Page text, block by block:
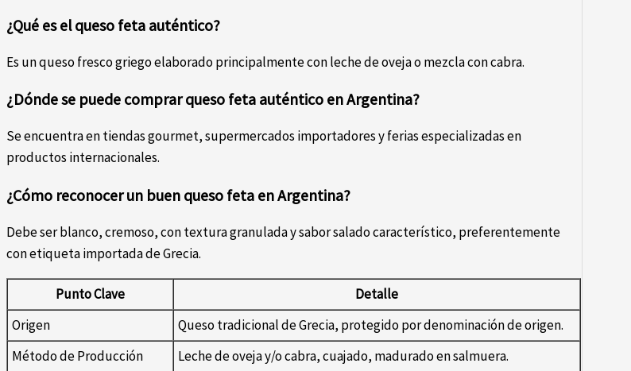
¿Qué es el queso feta auténtico?
Es un queso fresco griego elaborado principalmente con leche de oveja o mezcla con cabra.
¿Dónde se puede comprar queso feta auténtico en Argentina?
Se encuentra en tiendas gourmet, supermercados importadores y ferias especializadas en
productos internacionales.
¿Cómo reconocer un buen queso feta en Argentina?
Debe ser blanco, cremoso, con textura granulada y sabor salado característico, preferentemente
con etiqueta importada de Grecia.
Punto Clave
Detalle
Origen
Queso tradicional de Grecia, protegido por denominación de origen.
Método de Producción
Leche de oveja y/o cabra, cuajado, madurado en salmuera.